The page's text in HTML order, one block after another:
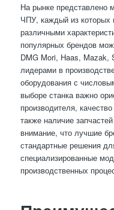
На рынке представлено
ЧПУ, каждый из которых
различными
популярных брендов
DMG Mori, Haas, Mazak,
лидерами в
оборудования с
выборе станка важно
производителя,
также наличие
внимание, что лучшие
стандартные решения
специализированные
производственных